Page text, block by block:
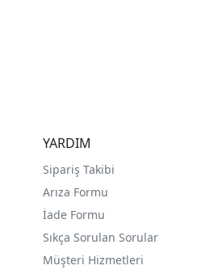
YARDIM
Sipariş Takibi
Arıza Formu
İade Formu
Sıkça Sorulan Sorular
Müşteri Hizmetleri